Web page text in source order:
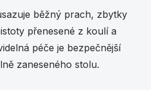
běžný prach, zbytky
přenesené z koulí a
péče je bezpečnější
zaneseného stolu.